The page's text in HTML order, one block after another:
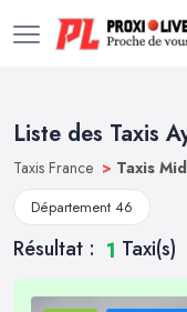
Liste des Taxis
Taxis France > Taxis
Département 46
Résultat : 1 Taxi(s)